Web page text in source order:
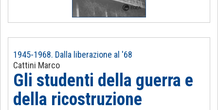
1945-1968. Dalla liberazione al '68
Cattini Marco
Gli studenti della guerra e
della ricostruzione